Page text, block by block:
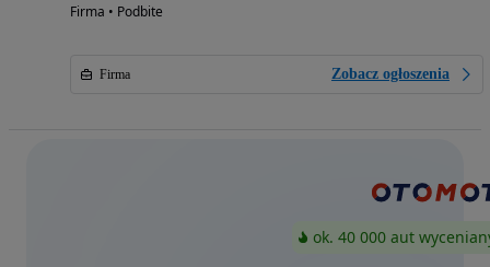
Firma • Podbite
Firma Zobacz ogłoszenia
ok. 40 000 aut